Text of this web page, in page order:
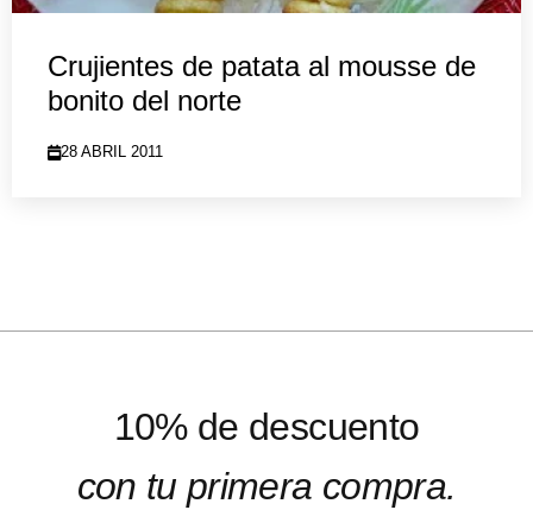
Crujientes de patata al mousse de
bonito del norte
28 ABRIL 2011
10% de descuento
con tu primera compra.